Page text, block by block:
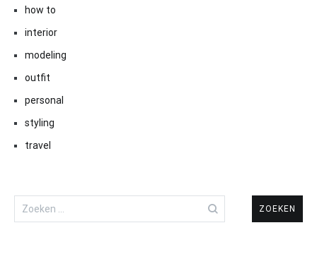
how to
interior
modeling
outfit
personal
styling
travel
Zoeken
naar: